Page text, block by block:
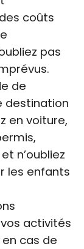
coûts
pas
de
destination
en voiture,
n’oubliez
les enfants
activités
cas de